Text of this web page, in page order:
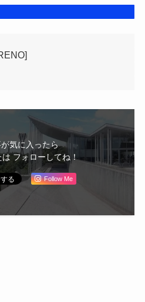
気に入ったら
フォローしてね！
Follow Me